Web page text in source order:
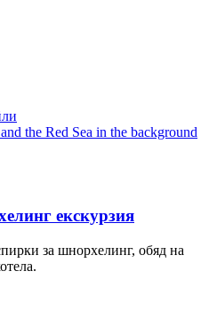
екскурзия
за шнорхелинг, обяд на